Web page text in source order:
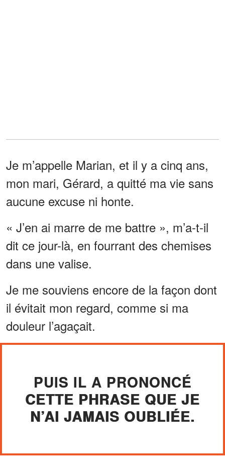
Je m’appelle Marian, et il y a cinq ans,
mon mari, Gérard, a quitté ma vie sans
aucune excuse ni honte.
« J’en ai marre de me battre », m’a-t-il
dit ce jour-là, en fourrant des chemises
dans une valise.
Je me souviens encore de la façon dont
il évitait mon regard, comme si ma
douleur l’agaçait.
PUIS IL A PRONONCÉ
CETTE PHRASE QUE JE
N’AI JAMAIS OUBLIÉE.